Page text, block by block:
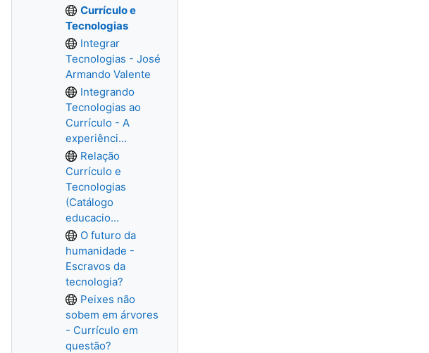
Currículo e
Tecnologias
Integrar
Tecnologias - José
Armando Valente
Integrando
Tecnologias ao
Currículo - A
experiênci...
Relação
Currículo e
Tecnologias
(Catálogo
educacio...
O futuro da
humanidade -
Escravos da
tecnologia?
Peixes não
sobem em árvores
- Currículo em
questão?